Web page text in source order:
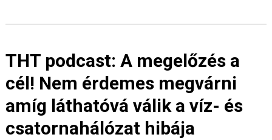
THT podcast: A megelőzés a
cél! Nem érdemes megvárni
amíg láthatóvá válik a víz- és
csatornahálózat hibája